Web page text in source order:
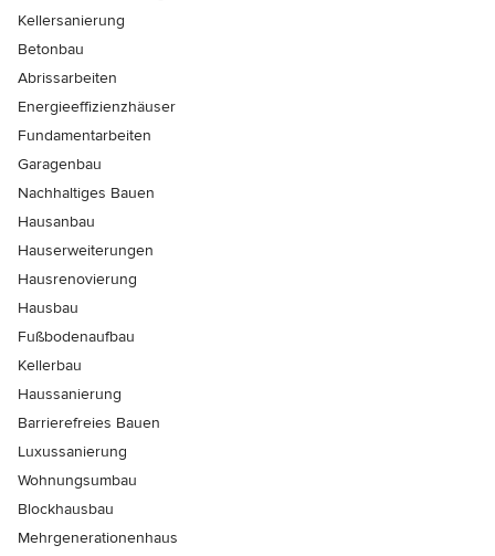
Kellersanierung
Betonbau
Abrissarbeiten
Energieeffizienzhäuser
Fundamentarbeiten
Garagenbau
Nachhaltiges Bauen
Hausanbau
Hauserweiterungen
Hausrenovierung
Hausbau
Fußbodenaufbau
Kellerbau
Haussanierung
Barrierefreies Bauen
Luxussanierung
Wohnungsumbau
Blockhausbau
Mehrgenerationenhaus